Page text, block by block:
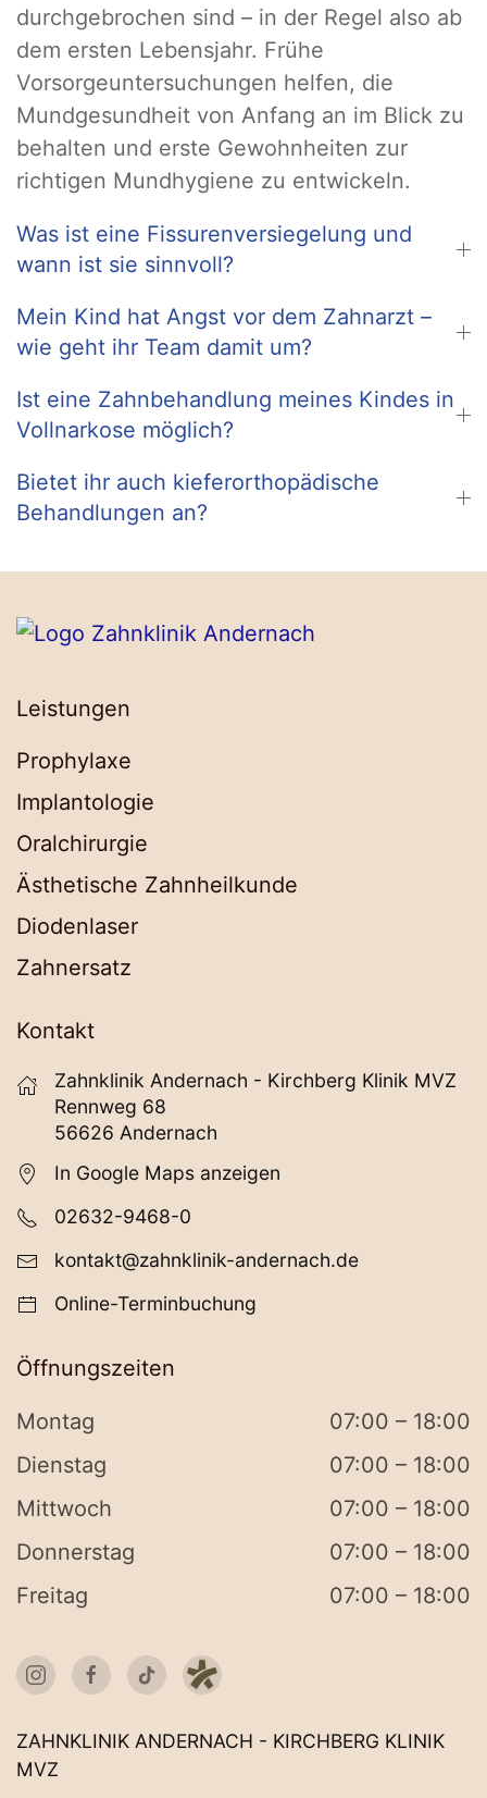
durchgebrochen sind – in der Regel also ab
dem ersten Lebensjahr. Frühe
Vorsorgeuntersuchungen helfen, die
Mundgesundheit von Anfang an im Blick zu
behalten und erste Gewohnheiten zur
richtigen Mundhygiene zu entwickeln.
Was ist eine Fissurenversiegelung und
wann ist sie sinnvoll?
Mein Kind hat Angst vor dem Zahnarzt –
wie geht ihr Team damit um?
Ist eine Zahnbehandlung meines Kindes in
Vollnarkose möglich?
Bietet ihr auch kieferorthopädische
Behandlungen an?
Leistungen
Prophylaxe
Implantologie
Oralchirurgie
Ästhetische Zahnheilkunde
Diodenlaser
Zahnersatz
Kontakt
Zahnklinik Andernach - Kirchberg Klinik MVZ
Rennweg 68
56626 Andernach
In Google Maps anzeigen
02632-9468-0
kontakt@zahnklinik-andernach.de
Online-Terminbuchung
Öffnungszeiten
Montag
07:00 – 18:00
Dienstag
07:00 – 18:00
Mittwoch
07:00 – 18:00
Donnerstag
07:00 – 18:00
Freitag
07:00 – 18:00
ZAHNKLINIK ANDERNACH - KIRCHBERG KLINIK
MVZ